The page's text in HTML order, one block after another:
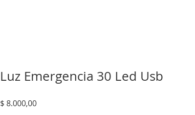
Luz Emergencia 30 Led Usb
$ 8.000,00Precio